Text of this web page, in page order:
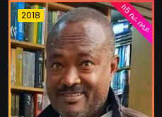
2018 ከ5 ስራ በላይ